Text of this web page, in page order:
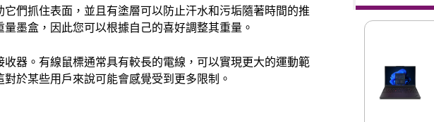
們抓住表面，並且有塗層可以防止汗水和污垢隨著時間的推
墨盒，因此您可以根據自己的喜好調整其重量。
器。有線鼠標通常具有較長的電線，可以實現更大的運動範
於某些用戶來說可能會感覺受到更多限制。